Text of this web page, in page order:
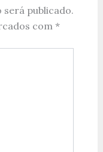
será publicado.
com *